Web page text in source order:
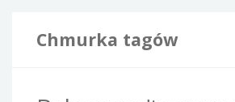
Chmurka tagów